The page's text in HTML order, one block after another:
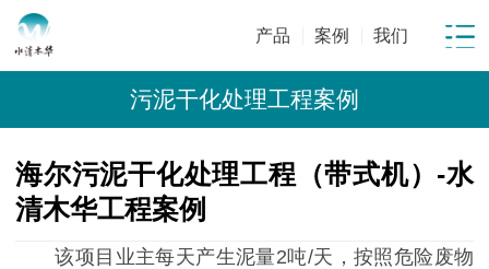
产品 案例 我们
污泥干化处理工程案例
海尔污泥干化处理工程（带式机）-水
清木华工程案例
该项目业主每天产生泥量2吨/天，按照危险废物